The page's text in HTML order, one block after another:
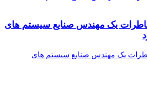
خاطرات یک مهندس صنایع سیستم های